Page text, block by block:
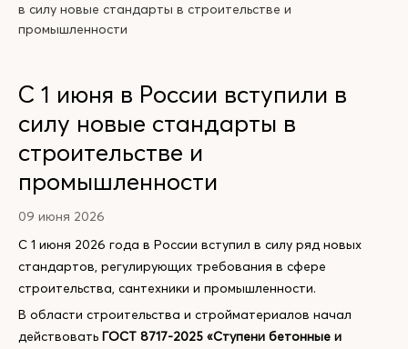
в силу новые стандарты в строительстве и
промышленности
С 1 июня в России вступили в
силу новые стандарты в
строительстве и
промышленности
09 июня 2026
С 1 июня 2026 года в России вступил в силу ряд новых
стандартов, регулирующих требования в сфере
строительства, сантехники и промышленности.
В области строительства и стройматериалов начал
действовать ГОСТ 8717-2025 «Ступени бетонные и